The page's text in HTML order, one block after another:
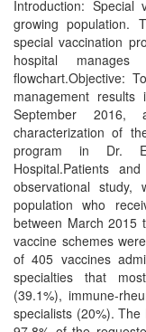
Introduction: Special
growing population.
special vaccination
hospital
flowchart.Objective:
management
September 2016,
characterization of
program in Dr.
Hospital.Patients
observational study,
population who
between March 2015
vaccine schemes
of 405 vaccines
specialties that
(39.1%), immune-
specialists (20%).